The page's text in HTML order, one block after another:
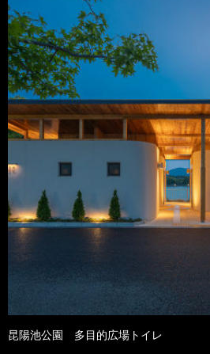
昆陽池公園 多目的広場トイレ